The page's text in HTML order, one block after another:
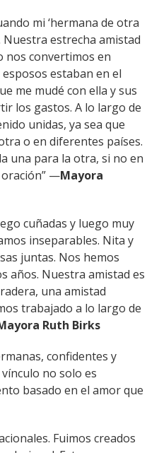
mi ‘hermana de otra
Nuestra estrecha amistad
nos convertimos en
estaban en el
me mudé con ella y sus
los gastos. A lo largo de
unidas, ya sea que
o en diferentes países.
una para la otra, si no en
—Mayora
cuñadas y luego muy
inseparables. Nita y
juntas. Nos hemos
años. Nuestra amistad es
una amistad
trabajado a lo largo de
Ruth Birks
confidentes y
no solo es
basado en el amor que
Fuimos creados